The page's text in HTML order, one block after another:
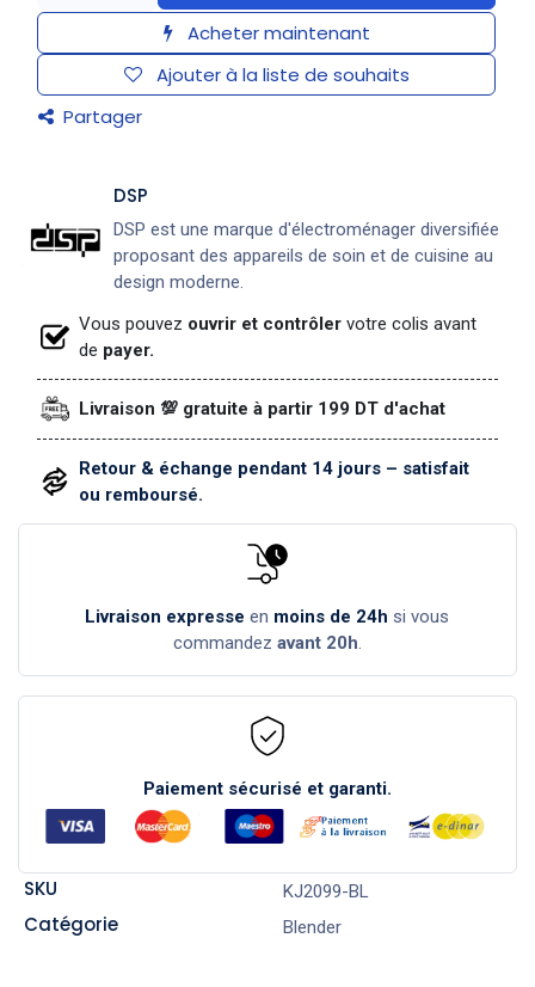
Acheter maintenant
Ajouter à la liste de souhaits
Partager
DSP
DSP est une marque d'électroménager diversifiée
proposant des appareils de soin et de cuisine au
design moderne.
Vous pouvez ouvrir et contrôler votre colis avant
de payer.
Livraison 💯 gratuite à partir 199 DT d'achat
Retour & échange pendant 14 jours – satisfait
ou remboursé.
Livraison expresse en moins de 24h si vous
commandez avant 20h.
Paiement sécurisé et garanti.
SKU KJ2099-BL
Catégorie Blender